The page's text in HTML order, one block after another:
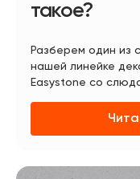
такое?
Разберем один из
нашей линейке
Easystone со